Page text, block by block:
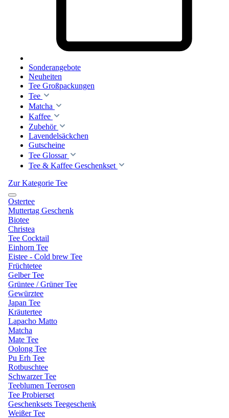
Sonderangebote
Neuheiten
Tee Großpackungen
Tee
Matcha
Kaffee
Zubehör
Lavendelsäckchen
Gutscheine
Tee Glossar
Tee & Kaffee Geschenkset
Zur Kategorie Tee
Ostertee
Muttertag Geschenk
Biotee
Christea
Tee Cocktail
Einhorn Tee
Eistee - Cold brew Tee
Früchtetee
Gelber Tee
Grüntee / Grüner Tee
Gewürztee
Japan Tee
Kräutertee
Lapacho Matto
Matcha
Mate Tee
Oolong Tee
Pu Erh Tee
Rotbuschtee
Schwarzer Tee
Teeblumen Teerosen
Tee Probierset
Geschenksets Teegeschenk
Weißer Tee